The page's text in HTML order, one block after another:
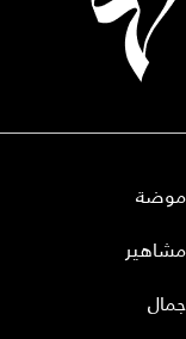
موضة
مشاهير
جمال